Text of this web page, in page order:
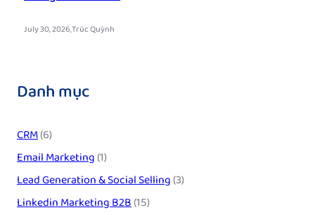
July 30, 2026.Trúc Quỳnh
Danh mục
CRM(6)
Email Marketing(1)
Lead Generation & Social Selling(3)
Linkedin Marketing B2B(15)